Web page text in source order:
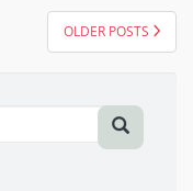
OLDER POSTS